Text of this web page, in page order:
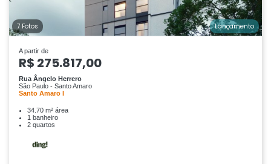
7 Fotos Lançamento
A partir de
R$ 275.817,00
Rua Ângelo Herrero
São Paulo - Santo Amaro
Santo Amaro I
34.70 m² área
1 banheiro
2 quartos